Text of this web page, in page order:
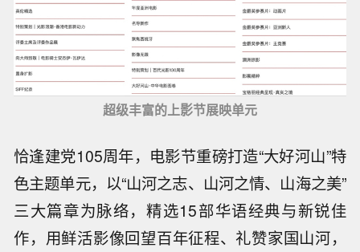
超级丰富的上影节展映单元
恰逢建党105周年，电影节重磅打造“大好河山”特
色主题单元，以“山河之志、山河之情、山海之美”
三大篇章为脉络，精选15部华语经典与新锐佳
作，用鲜活影像回望百年征程、礼赞家国山河，